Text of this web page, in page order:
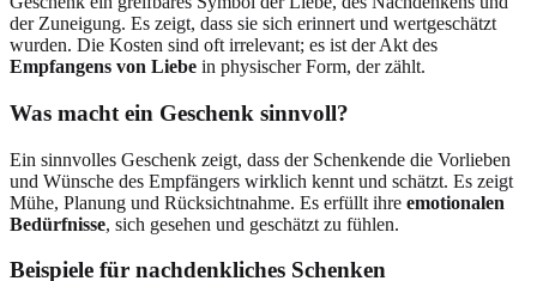
der Zuneigung. Es zeigt, dass sie sich erinnert und wertgeschätzt
wurden. Die Kosten sind oft irrelevant; es ist der Akt des
Empfangens von Liebe in physischer Form, der zählt.
Was macht ein Geschenk sinnvoll?
Ein sinnvolles Geschenk zeigt, dass der Schenkende die Vorlieben
und Wünsche des Empfängers wirklich kennt und schätzt. Es zeigt
Mühe, Planung und Rücksichtnahme. Es erfüllt ihre emotionalen
Bedürfnisse, sich gesehen und geschätzt zu fühlen.
Beispiele für nachdenkliches Schenken